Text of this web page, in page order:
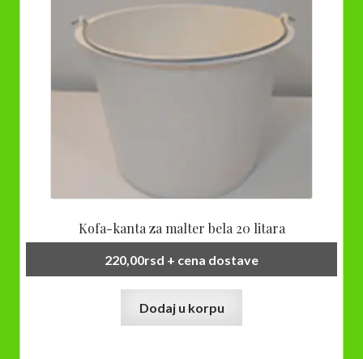
Kofa-kanta za malter bela 20 litara
220,00rsd + cena dostave
Dodaj u korpu